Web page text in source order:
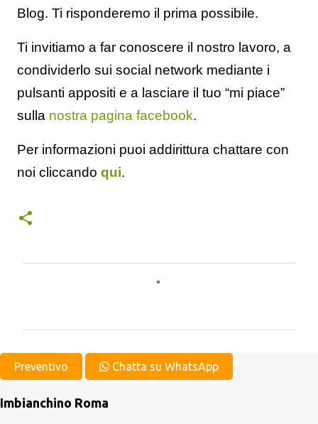
Blog. Ti risponderemo il prima possibile.
Ti invitiamo a far conoscere il nostro lavoro, a
condividerlo sui social network mediante i
pulsanti appositi e a lasciare il tuo “mi piace”
sulla nostra pagina facebook.
Per informazioni puoi addirittura chattare con
noi cliccando qui.
e
n
t
Preventivo Chatta su WhatsApp
Imbianchino Roma